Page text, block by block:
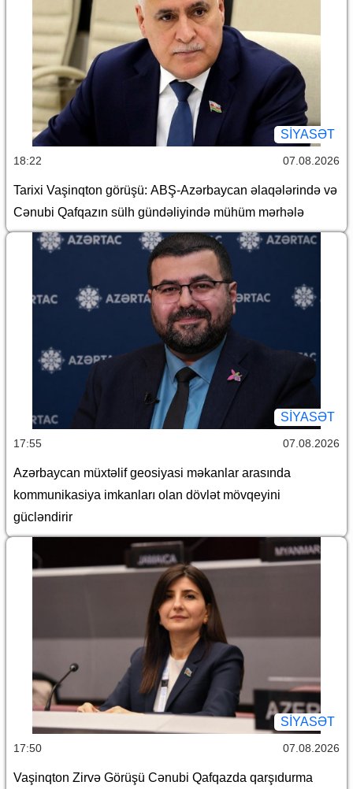
SİYASƏT
18:22 07.08.2026
Tarixi Vaşinqton görüşü: ABŞ-Azərbaycan əlaqələrində və
Cənubi Qafqazın sülh gündəliyində mühüm mərhələ
SİYASƏT
17:55 07.08.2026
Azərbaycan müxtəlif geosiyasi məkanlar arasında
kommunikasiya imkanları olan dövlət mövqeyini
gücləndirir
SİYASƏT
17:50 07.08.2026
Vaşinqton Zirvə Görüşü Cənubi Qafqazda qarşıdurma